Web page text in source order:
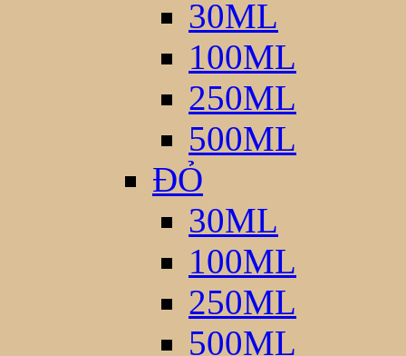
30ML
100ML
250ML
500ML
ĐỎ
30ML
100ML
250ML
500ML